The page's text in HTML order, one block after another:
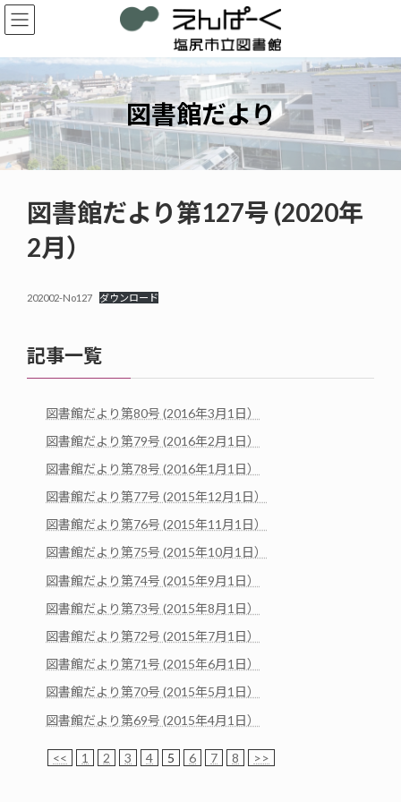
コ
ン
ン
ツ
へ
ス
キ
ッ
プ
ナ
ビ
ー
シ
ョ
ン
に
移
動
図書館だより
図書館だより第127号 (2020年
2月）
202002-No127 ダウンロード
記事一覧
図書館だより第80号 (2016年3月1日）
図書館だより第79号 (2016年2月1日）
図書館だより第78号 (2016年1月1日）
図書館だより第77号 (2015年12月1日）
図書館だより第76号 (2015年11月1日）
図書館だより第75号 (2015年10月1日）
図書館だより第74号 (2015年9月1日）
図書館だより第73号 (2015年8月1日）
図書館だより第72号 (2015年7月1日）
図書館だより第71号 (2015年6月1日）
図書館だより第70号 (2015年5月1日）
図書館だより第69号 (2015年4月1日）
<< 1 2 3 4 5 6 7 8 >>